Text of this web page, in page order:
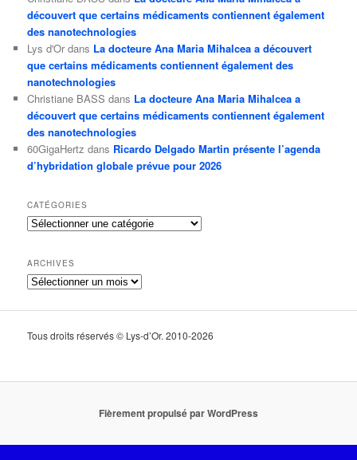
découvert que certains médicaments contiennent également
des nanotechnologies
Lys d'Or dans La docteure Ana Maria Mihalcea a découvert
que certains médicaments contiennent également des
nanotechnologies
Christiane BASS dans La docteure Ana Maria Mihalcea a
découvert que certains médicaments contiennent également
des nanotechnologies
60GigaHertz dans Ricardo Delgado Martin présente l’agenda
d’hybridation globale prévue pour 2026
CATÉGORIES
Catégories
ARCHIVES
Archives
Tous droits réservés © Lys-d’Or. 2010-2026
Fièrement propulsé par WordPress